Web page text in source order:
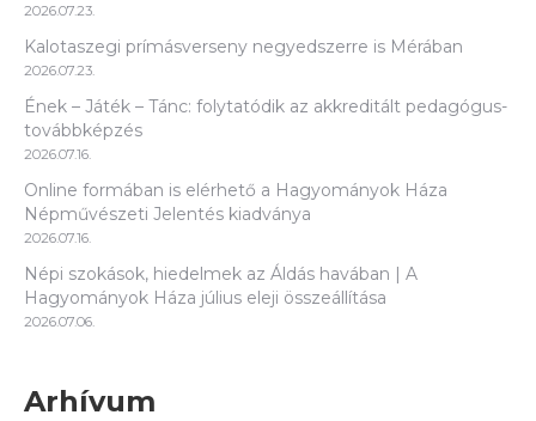
2026.07.23.
Kalotaszegi prímásverseny negyedszerre is Mérában
2026.07.23.
Ének – Játék – Tánc: folytatódik az akkreditált pedagógus-
továbbképzés
2026.07.16.
Online formában is elérhető a Hagyományok Háza
Népművészeti Jelentés kiadványa
2026.07.16.
Népi szokások, hiedelmek az Áldás havában | A
Hagyományok Háza július eleji összeállítása
2026.07.06.
Arhívum